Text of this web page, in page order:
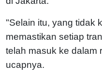
"Selain itu, yang tidak
memastikan setiap
telah masuk ke dalam
ucapnya.